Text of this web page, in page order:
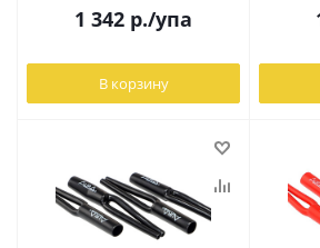
1 342 р./упа
В корзину